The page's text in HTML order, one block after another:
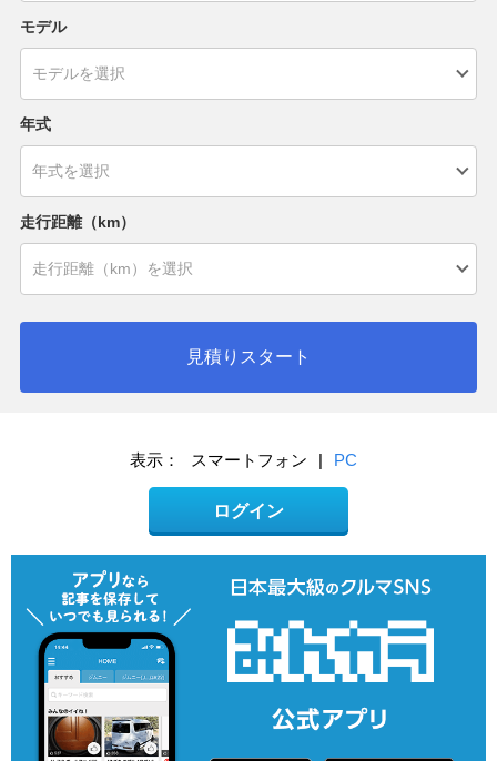
モデル
年式
走行距離（km）
見積りスタート
表示： スマートフォン | PC
ログイン